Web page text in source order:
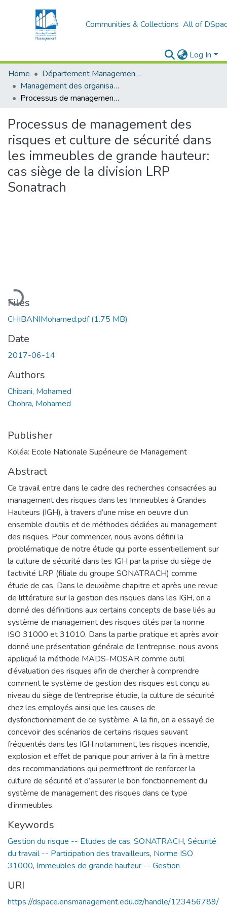
Communities & Collections All of
Log In
Home
Département Management Des Organisations
Management des organisations (MDO)
Processus de management des risques et culture de sécurité dans les immeubles de grande hauteur: cas siège de la division LRP Sonatrach
Processus de management des
risques et culture de sécurité dans
les immeubles de grande hauteur:
cas siège de la division LRP
Sonatrach
Loading...
Files
CHIBANIMohamed.pdf(1.75 MB)
Date
2017-06-14
Authors
Chibani, Mohamed
Chohra, Mohamed
Publisher
Koléa: Ecole Nationale Supérieure de Management
Abstract
Ce travail entre dans le cadre des recherches consacrées au
management des risques dans les Immeubles à Grandes
Hauteurs (IGH), à travers d’une mise en oeuvre d’un
ensemble d’outils et de méthodes dédiées au management
des risques. Pour commencer, nous avons défini la
problématique de notre étude qui porte essentiellement sur
la culture de sécurité dans les IGH par la prise du siège de
l’activité LRP (filiale du groupe SONATRACH) comme
étude de cas. Dans le deuxième chapitre et après une revue
de littérature sur la gestion des risques dans les IGH, on a
donné des définitions aux certains concepts de base liés au
système de management des risques cités par la norme
ISO 31000 et 31010. Dans la partie pratique et après avoir
donné une présentation générale de l’entreprise, nous avons
appliqué la méthode MADS-MOSAR comme outil
d’évaluation des risques afin de chercher à comprendre
comment le système de gestion des risques est conçu au
niveau du siège de l’entreprise étudie, la culture de sécurité
chez les employés ainsi que les causes de
dysfonctionnement de ce système. A la fin, on a essayé de
concevoir des scénarios de certains risques sauvant
fréquentés dans les IGH notamment, les risques incendie,
explosion et effet de panique pour arriver à la fin à mettre
des recommandations qui permettront de renforcer la
culture de sécurité et d’assurer le bon fonctionnement du
système de management des risques dans ce type
d’immeubles.
Keywords
Gestion du risque -- Etudes de cas, SONATRACH, Sécurité
du travail -- Participation des travailleurs, Norme ISO
31000, Immeubles de grande hauteur -- Gestion
URI
https://dspace.ensmanagement.edu.dz/handle/123456789/